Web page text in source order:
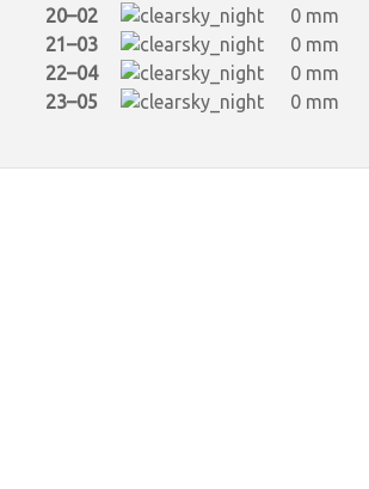
20–02
0 mm
21–03
0 mm
22–04
0 mm
23–05
0 mm